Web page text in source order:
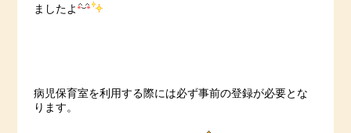
ましたよ
病児保育室を利用する際には必ず事前の登録が必要とな
ります。